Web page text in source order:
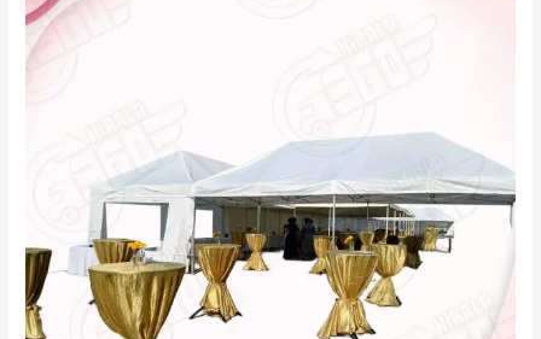
Kiralama